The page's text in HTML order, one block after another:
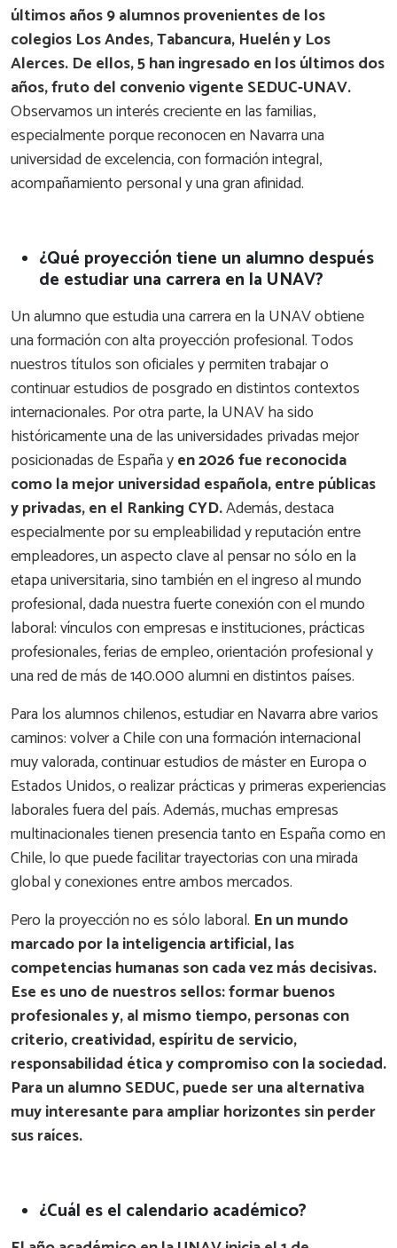
últimos años 9 alumnos provenientes de los
colegios Los Andes, Tabancura, Huelén y Los
Alerces. De ellos, 5 han ingresado en los últimos dos
años, fruto del convenio vigente SEDUC-UNAV.
Observamos un interés creciente en las familias,
especialmente porque reconocen en Navarra una
universidad de excelencia, con formación integral,
acompañamiento personal y una gran afinidad.
¿Qué proyección tiene un alumno después
de estudiar una carrera en la UNAV?
Un alumno que estudia una carrera en la UNAV obtiene
una formación con alta proyección profesional. Todos
nuestros títulos son oficiales y permiten trabajar o
continuar estudios de posgrado en distintos contextos
internacionales. Por otra parte, la UNAV ha sido
históricamente una de las universidades privadas mejor
posicionadas de España yen 2026 fue reconocida
como la mejor universidad española, entre públicas
y privadas, en el Ranking CYD.Además, destaca
especialmente por su empleabilidad y reputación entre
empleadores, un aspecto clave al pensar no sólo en la
etapa universitaria, sino también en el ingreso al mundo
profesional, dada nuestra fuerte conexión con el mundo
laboral: vínculos con empresas e instituciones, prácticas
profesionales, ferias de empleo, orientación profesional y
una red de más de 140.000 alumni en distintos países.
Para los alumnos chilenos, estudiar en Navarra abre varios
caminos: volver a Chile con una formación internacional
muy valorada, continuar estudios de máster en Europa o
Estados Unidos, o realizar prácticas y primeras experiencias
laborales fuera del país. Además, muchas empresas
multinacionales tienen presencia tanto en España como en
Chile, lo que puede facilitar trayectorias con una mirada
global y conexiones entre ambos mercados.
Pero la proyección no es sólo laboral. En un mundo
marcado por la inteligencia artificial, las
competencias humanas son cada vez más decisivas.
Ese es uno de nuestros sellos: formar buenos
profesionales y, al mismo tiempo, personas con
criterio, creatividad, espíritu de servicio,
responsabilidad ética y compromiso con la sociedad.
Para un alumno SEDUC, puede ser una alternativa
muy interesante para ampliar horizontes sin perder
sus raíces.
¿Cuál es el calendario académico?